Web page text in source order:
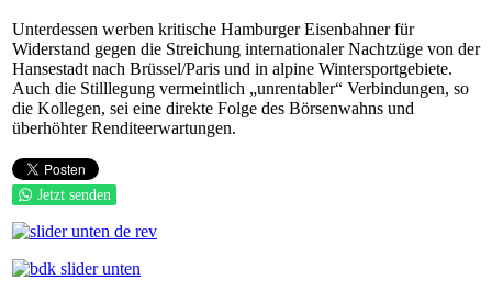
Unterdessen werben kritische Hamburger Eisenbahner für
Widerstand gegen die Streichung internationaler Nachtzüge von der
Hansestadt nach Brüssel/Paris und in alpine Wintersportgebiete.
Auch die Stilllegung vermeintlich „unrentabler“ Verbindungen, so
die Kollegen, sei eine direkte Folge des Börsenwahns und
überhöhter Renditeerwartungen.
Jetzt senden